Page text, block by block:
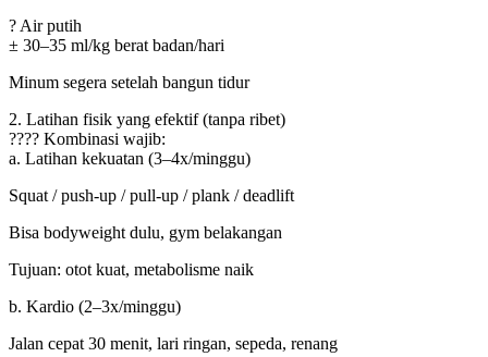
? Air putih
± 30–35 ml/kg berat badan/hari
Minum segera setelah bangun tidur
2. Latihan fisik yang efektif (tanpa ribet)
???? Kombinasi wajib:
a. Latihan kekuatan (3–4x/minggu)
Squat / push-up / pull-up / plank / deadlift
Bisa bodyweight dulu, gym belakangan
Tujuan: otot kuat, metabolisme naik
b. Kardio (2–3x/minggu)
Jalan cepat 30 menit, lari ringan, sepeda, renang